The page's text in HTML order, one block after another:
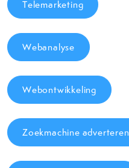
Telemarketing
Webanalyse
Webontwikkeling
Zoekmachine adverteren